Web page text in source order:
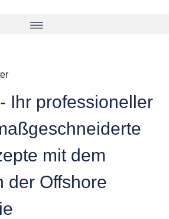
Ihr professioneller
mit dem
der Offshore